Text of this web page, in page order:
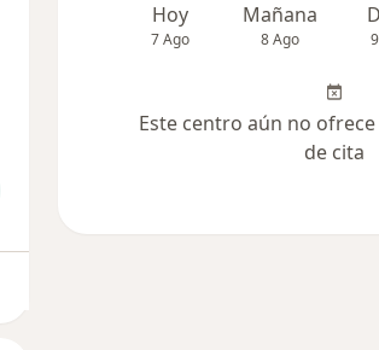
Hoy
7 Ago
Mañana
8 Ago
Este centro aún no
de cita